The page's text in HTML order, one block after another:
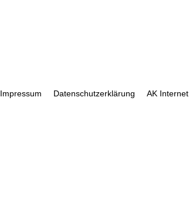
Impressum Datenschutzerklärung AK Internet